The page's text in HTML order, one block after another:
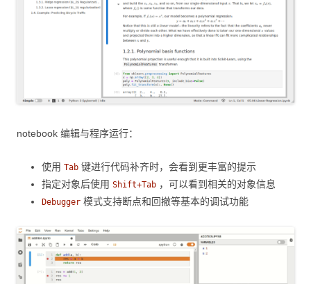
notebook 编辑与程序运行：
使用 Tab 键进行代码补齐时，会看到更丰富的提示
指定对象后使用 Shift+Tab ，可以看到相关的对象信息
Debugger 模式支持断点和回撤等基本的调试功能